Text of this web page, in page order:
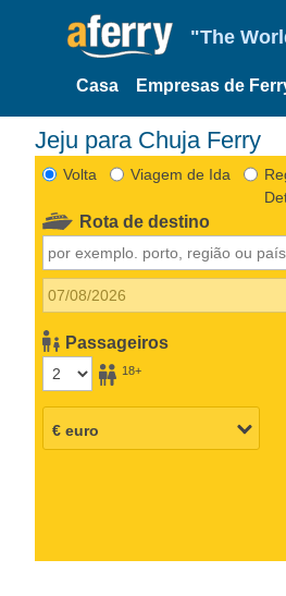
"The
Casa Empresas de
Jeju para Chuja Ferry
Volta Viagem de Ida
Rota de destino
Passageiros
18+